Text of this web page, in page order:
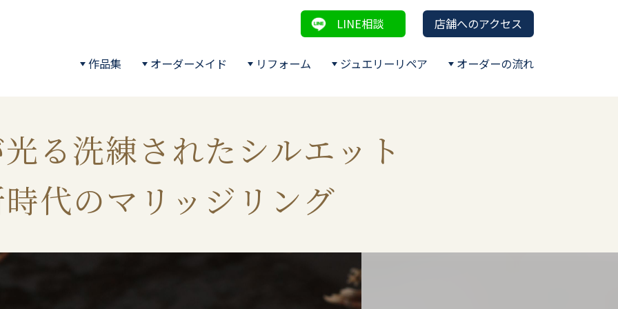
LINE相談 店舗へのアクセス
作品集 オーダーメイド リフォーム ジュエリーリペア オーダーの流れ
る洗練されたシルエット
代のマリッジリング